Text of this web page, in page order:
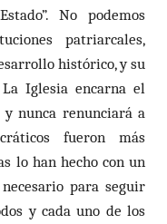
No podemos
patriarcales,
histórico, y su
Iglesia encarna el
nunca renunciará a
fueron más
lo han hecho con un
para seguir
y cada uno de los